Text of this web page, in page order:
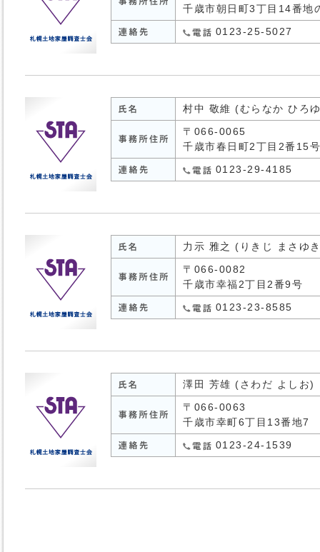
千歳市朝日町3丁目14番地
0123-25-5027
村中 敬維 (むらなか ひろ
〒066-0065
千歳市春日町2丁目2番15号
0123-29-4185
力示 雅之 (りきじ まさゆ
〒066-0082
千歳市幸福2丁目2番9号
0123-23-8585
澤田 芳雄 (さわだ よしお)
〒066-0063
千歳市幸町6丁目13番地7
0123-24-1539